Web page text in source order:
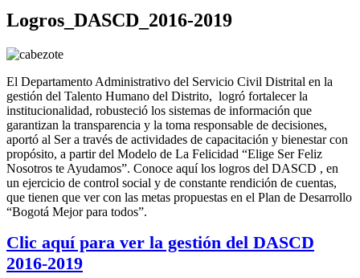
Logros_DASCD_2016-2019
El Departamento Administrativo del Servicio Civil Distrital en la
gestión del Talento Humano del Distrito, logró fortalecer la
institucionalidad, robusteció los sistemas de información que
garantizan la transparencia y la toma responsable de decisiones,
aportó al Ser a través de actividades de capacitación y bienestar con
propósito, a partir del Modelo de La Felicidad “Elige Ser Feliz
Nosotros te Ayudamos”. Conoce aquí los logros del DASCD , en
un ejercicio de control social y de constante rendición de cuentas,
que tienen que ver con las metas propuestas en el Plan de Desarrollo
“Bogotá Mejor para todos”.
Clic aquí para ver la gestión del DASCD
2016-2019